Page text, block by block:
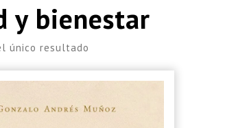
y bienestar
único resultado